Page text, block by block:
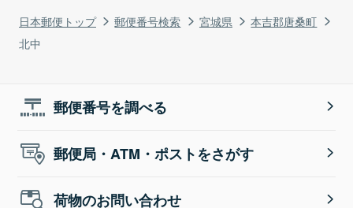
日本郵便トップ 郵便番号検索 宮城県
本吉郡唐桑町
北中
郵便番号を調べる
郵便局・ATM・ポストをさがす
荷物のお問い合わせ